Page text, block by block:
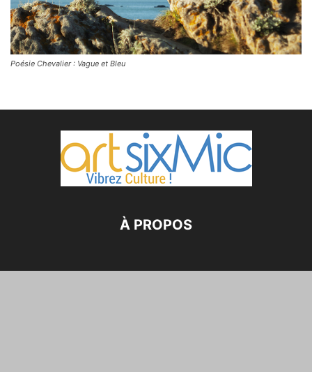
Poésie Chevalier : Vague et Bleu
À PROPOS